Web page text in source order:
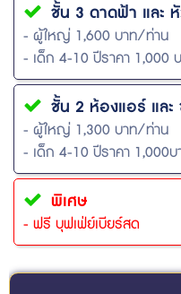
ชั้น 3 ดาดฟ้า และ
- ผู้ใหญ่ 1,600 บาท/ท่าน
- เด็ก 4-10 ปีราคา 1,000
ชั้น 2 ห้องแอร์ แล
- ผู้ใหญ่ 1,300 บาท/ท่าน
- เด็ก 4-10 ปีราคา 1,000
พิเศษ
- ฟรี บุฟเฟ่ย์เบียร์สด